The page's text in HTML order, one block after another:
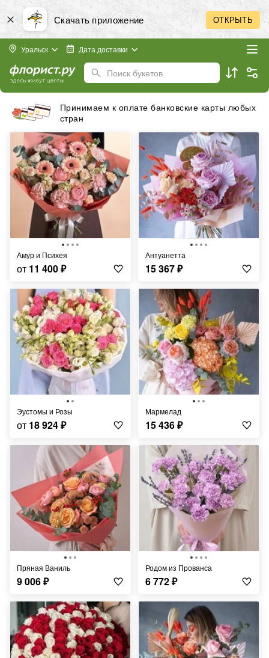
Скачать приложение ОТКРЫТЬ
Уральск Дата доставки
Поиск букетов
Принимаем к оплате банковские карты любых
стран
Амур и Психея
от 11 400₽
Антуанетта
15 367₽
Эустомы и Розы
от 18 924₽
Мармелад
15 436₽
Пряная Ваниль
9 006₽
Родом из Прованса
6 772₽